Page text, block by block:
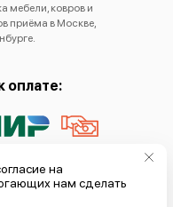
мебели, ковров и
приёма в Москве,
оплате:
на
нам сделать